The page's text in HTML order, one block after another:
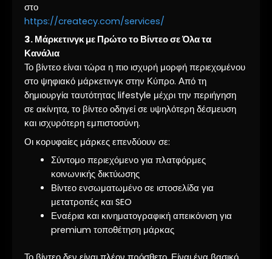
στο
https://createcy.com/services/
3. Μάρκετινγκ με Πρώτο το Βίντεο σε Όλα τα
Κανάλια
Το βίντεο είναι τώρα η πιο ισχυρή μορφή περιεχομένου
στο ψηφιακό μάρκετινγκ στην Κύπρο. Από τη
δημιουργία ταυτότητας lifestyle μέχρι την περιήγηση
σε ακίνητα, το βίντεο οδηγεί σε υψηλότερη δέσμευση
και ισχυρότερη εμπιστοσύνη.
Οι κορυφαίες μάρκες επενδύουν σε:
Σύντομο περιεχόμενο για πλατφόρμες
κοινωνικής δικτύωσης
Βίντεο ενσωματωμένο σε ιστοσελίδα για
μετατροπές και SEO
Εναέρια και κινηματογραφική απεικόνιση για
premium τοποθέτηση μάρκας